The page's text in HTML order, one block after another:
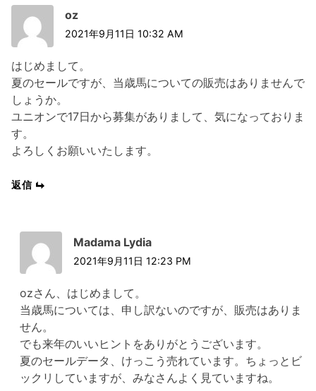
oz
2021年9月11日 10:32 AM
はじめまして。
夏のセールですが、当歳馬についての販売はありませんで
しょうか。
ユニオンで17日から募集がありまして、気になっておりま
す。
よろしくお願いいたします。
返信
Madama Lydia
2021年9月11日 12:23 PM
ozさん、はじめまして。
当歳馬については、申し訳ないのですが、販売はありま
せん。
でも来年のいいヒントをありがとうございます。
夏のセールデータ、けっこう売れています。ちょっとビ
ックリしていますが、みなさんよく見ていますね。